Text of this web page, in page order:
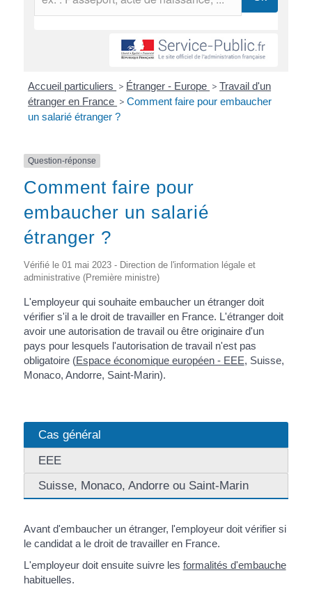
Accueil particuliers > Étranger - Europe > Travail d'un
étranger en France > Comment faire pour embaucher
un salarié étranger ?
Question-réponse
Comment faire pour
embaucher un salarié
étranger ?
Vérifié le 01 mai 2023 - Direction de l'information légale et
administrative (Première ministre)
L'employeur qui souhaite embaucher un étranger doit
vérifier s'il a le droit de travailler en France. L'étranger doit
avoir une autorisation de travail ou être originaire d'un
pays pour lesquels l'autorisation de travail n'est pas
obligatoire (Espace économique européen - EEE, Suisse,
Monaco, Andorre, Saint-Marin).
Cas général
EEE
Suisse, Monaco, Andorre ou Saint-Marin
Avant d'embaucher un étranger, l'employeur doit vérifier si
le candidat a le droit de travailler en France.
L'employeur doit ensuite suivre les formalités d'embauche
habituelles.